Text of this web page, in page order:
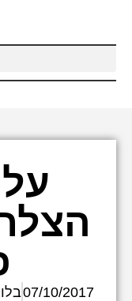
07/10/2017